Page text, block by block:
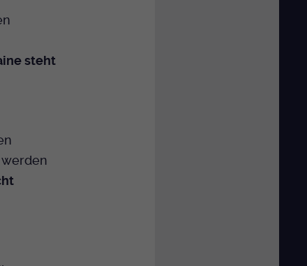
steht